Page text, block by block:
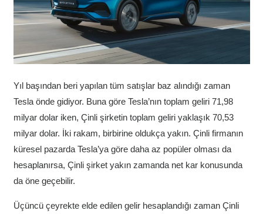
Yıl başından beri yapılan tüm satışlar baz alındığı zaman
Tesla önde gidiyor. Buna göre Tesla’nın toplam geliri 71,98
milyar dolar iken, Çinli şirketin toplam geliri yaklaşık 70,53
milyar dolar. İki rakam, birbirine oldukça yakın. Çinli firmanın
küresel pazarda Tesla’ya göre daha az popüler olması da
hesaplanırsa, Çinli şirket yakın zamanda net kar konusunda
da öne geçebilir.
Üçüncü çeyrekte elde edilen gelir hesaplandığı zaman Çinli